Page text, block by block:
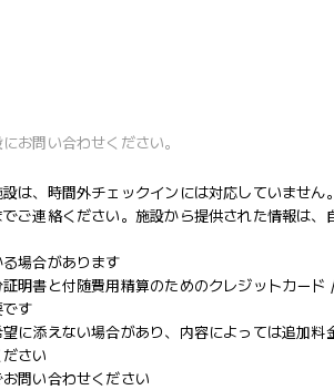
お問い合わせください。
は、時間外チェックインには対応していません
ご連絡ください。施設から提供された情報は、
場合があります
明書と付随費用精算のためのクレジットカード
す
に添えない場合があり、内容によっては追加料
さい
問い合わせください